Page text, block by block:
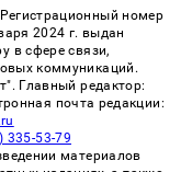
Регистрационный номер
2024 г. выдан
в сфере связи,
коммуникаций.
Главный редактор:
почта редакции:
335-53-79
материалов